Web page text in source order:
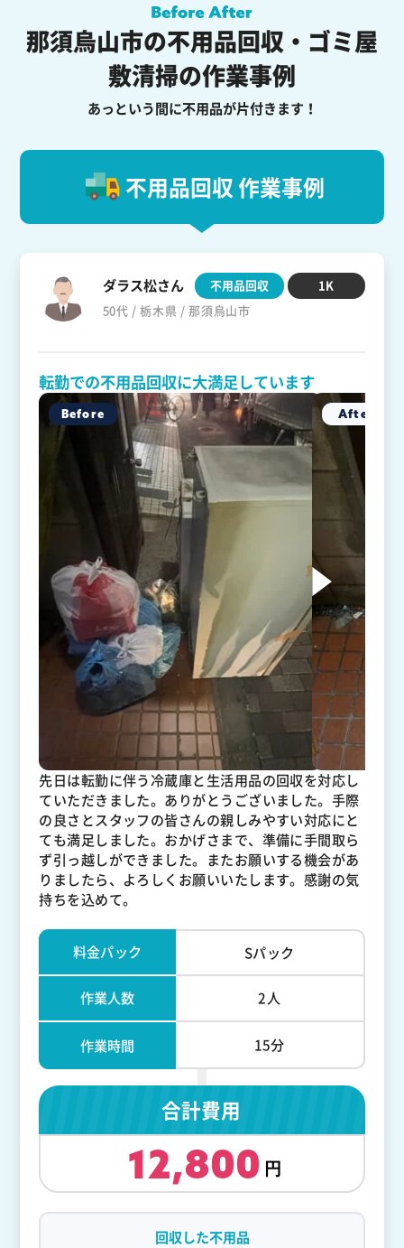
那須烏山市の不用品回収・ゴミ屋
敷清掃の作業事例
あっという間に不用品が片付きます！
不用品回収 作業事例
ダラス松さん
50代 / 栃木県 / 那須烏山市
不用品回収 1K
転勤での不用品回収に大満足しています
先日は転勤に伴う冷蔵庫と生活用品の回収を対応し
ていただきました。ありがとうございました。手際
の良さとスタッフの皆さんの親しみやすい対応にと
ても満足しました。おかげさまで、準備に手間取ら
ず引っ越しができました。またお願いする機会があ
りましたら、よろしくお願いいたします。感謝の気
持ちを込めて。
料金パック Sパック
作業人数 2人
作業時間 15分
合計費用
12,800
回収した不用品